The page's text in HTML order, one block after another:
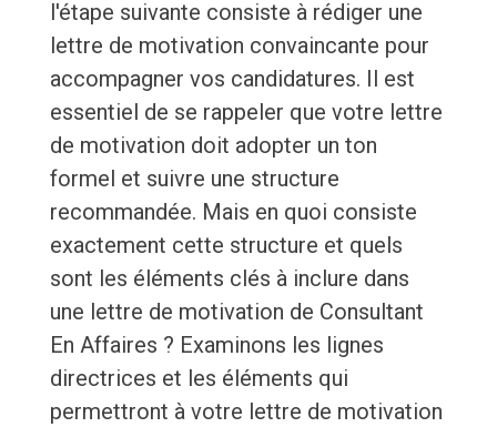
l'étape suivante consiste à rédiger une
lettre de motivation convaincante pour
accompagner vos candidatures. Il est
essentiel de se rappeler que votre lettre
de motivation doit adopter un ton
formel et suivre une structure
recommandée. Mais en quoi consiste
exactement cette structure et quels
sont les éléments clés à inclure dans
une lettre de motivation de Consultant
En Affaires ? Examinons les lignes
directrices et les éléments qui
permettront à votre lettre de motivation